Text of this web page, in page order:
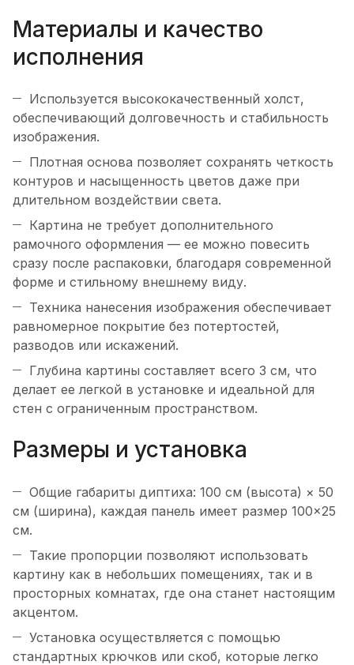
Материалы и качество
исполнения
Используется высококачественный холст,
обеспечивающий долговечность и стабильность
изображения.
Плотная основа позволяет сохранять четкость
контуров и насыщенность цветов даже при
длительном воздействии света.
Картина не требует дополнительного
рамочного оформления — ее можно повесить
сразу после распаковки, благодаря современной
форме и стильному внешнему виду.
Техника нанесения изображения обеспечивает
равномерное покрытие без потертостей,
разводов или искажений.
Глубина картины составляет всего 3 см, что
делает ее легкой в установке и идеальной для
стен с ограниченным пространством.
Размеры и установка
Общие габариты диптиха: 100 см (высота) × 50
см (ширина), каждая панель имеет размер 100×25
см.
Такие пропорции позволяют использовать
картину как в небольших помещениях, так и в
просторных комнатах, где она станет настоящим
акцентом.
Установка осуществляется с помощью
стандартных крючков или скоб, которые легко